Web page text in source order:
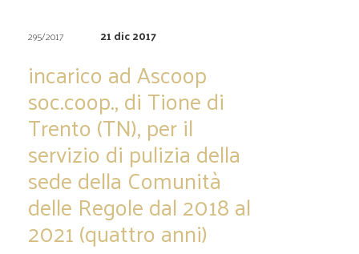
295/2017 21 dic 2017
incarico ad Ascoop
soc.coop., di Tione di
Trento (TN), per il
servizio di pulizia della
sede della Comunità
delle Regole dal 2018 al
2021 (quattro anni)